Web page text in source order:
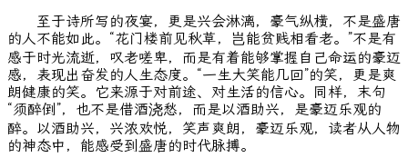
至于诗所写的夜宴，更是兴会淋漓，豪气纵横，不是盛唐
的人不能如此。“花门楼前见秋草，岂能贫贱相看老。”不是有
感于时光流逝，叹老嗟卑，而是有着能够掌握自己命运的豪迈
感，表现出奋发的人生态度。“一生大笑能几回”的笑，更是爽
朗健康的笑。它来源于对前途、对生活的信心。同样，末句
“须醉倒”，也不是借酒浇愁，而是以酒助兴，是豪迈乐观的
醉。以酒助兴，兴浓欢悦，笑声爽朗，豪迈乐观，读者从人物
的神态中，能感受到盛唐的时代脉搏。